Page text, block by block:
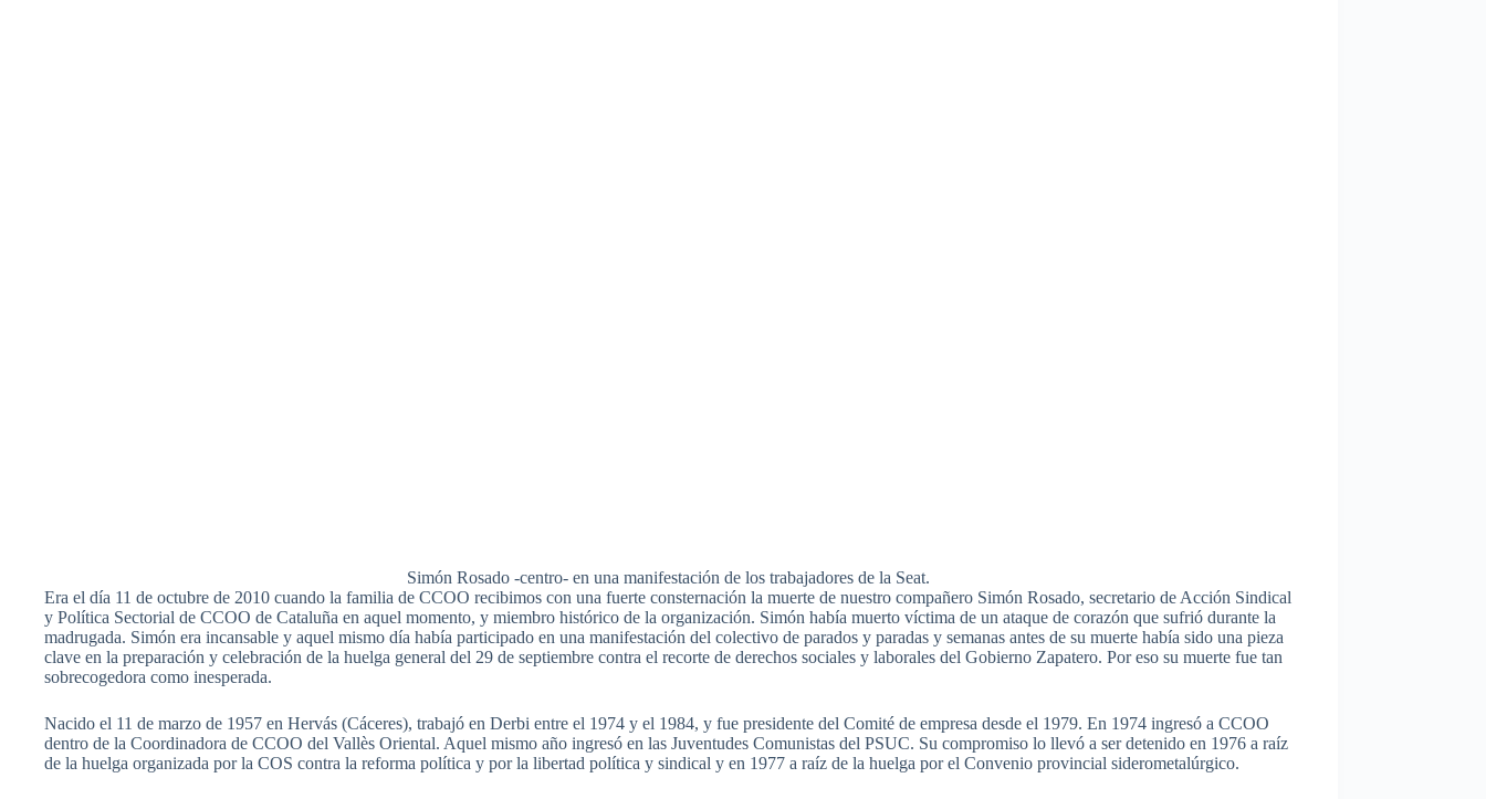
Simón Rosado -centro- en una manifestación de los trabajadores de la Seat.
Era el día 11 de octubre de 2010 cuando la familia de CCOO recibimos con una fuerte consternación la muerte de nuestro compañero Simón Rosado, secretario de Acción Sindical
y Política Sectorial de CCOO de Cataluña en aquel momento, y miembro histórico de la organización. Simón había muerto víctima de un ataque de corazón que sufrió durante la
madrugada. Simón era incansable y aquel mismo día había participado en una manifestación del colectivo de parados y paradas y semanas antes de su muerte había sido una pieza
clave en la preparación y celebración de la huelga general del 29 de septiembre contra el recorte de derechos sociales y laborales del Gobierno Zapatero. Por eso su muerte fue tan
sobrecogedora como inesperada.
Nacido el 11 de marzo de 1957 en Hervás (Cáceres), trabajó en Derbi entre el 1974 y el 1984, y fue presidente del Comité de empresa desde el 1979. En 1974 ingresó a CCOO
dentro de la Coordinadora de CCOO del Vallès Oriental. Aquel mismo año ingresó en las Juventudes Comunistas del PSUC. Su compromiso lo llevó a ser detenido en 1976 a raíz
de la huelga organizada por la COS contra la reforma política y por la libertad política y sindical y en 1977 a raíz de la huelga por el Convenio provincial siderometalúrgico.